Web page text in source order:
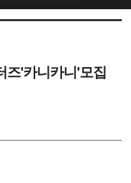
즈'카니카니'모집
북5
북5